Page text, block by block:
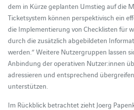
dem in Kürze geplanten Umstieg auf die
Ticketsystem können perspektivisch ein
die Implementierung von Checklisten für
durch die zusätzlich abgebildeten
werden.“ Weitere Nutzergruppen lassen
Anbindung der operativen Nutzer:innen
adressieren und entsprechend
unterstützen.
Im Rückblick betrachtet zieht Joerg